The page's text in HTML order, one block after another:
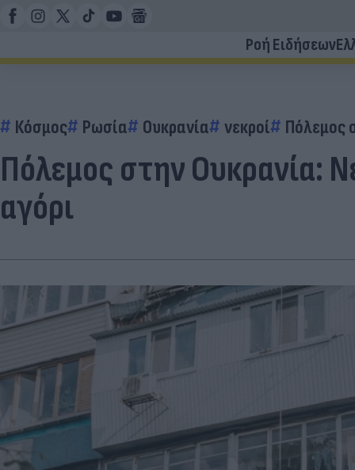
Ροή Ειδήσεων
Κόσμος Ρωσία Ουκρανία νεκροί Πόλεμος
Πόλεμος στην Ουκρανία:
αγόρι